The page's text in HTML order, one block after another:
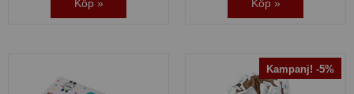
Köp » Köp »
Kampanj! -5%